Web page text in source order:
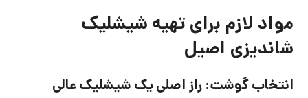
مواد لازم برای تهیه شیشلیک
شاندیزی اصیل
انتخاب گوشت: راز اصلی یک شیشلیک عالی